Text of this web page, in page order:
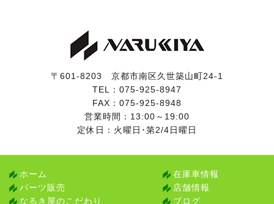
〒601-8203 京都市南区久世築山町24-1
TEL： 075-925-8947
FAX：075-925-8948
営業時間：13:00～19:00
定休日：火曜日･第2/4日曜日
ホーム
在庫車情報
パーツ販売
店舗情報
なるき屋のこだわり
ブログ